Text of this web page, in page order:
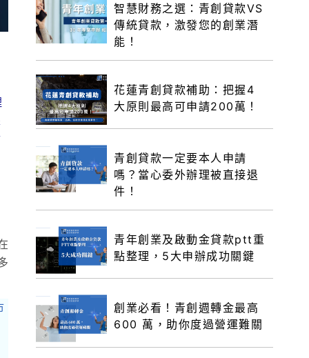
智慧財務之選：青創貸款VS
傳統貸款，激發您的創業潛
能！
花蓮青創貸款補助：把握4
大原則最高可申請200萬！
青創貸款一定要本人申請
嗎？當心委外辦理被直接退
件！
青年創業及啟動金貸款ptt重
點整理，5大申辦成功關鍵
創業必看！青創週轉金最高
600 萬，助你度過營運難關